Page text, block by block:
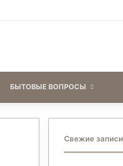
БЫТОВЫЕ ВОПРОСЫ
Свежие записи